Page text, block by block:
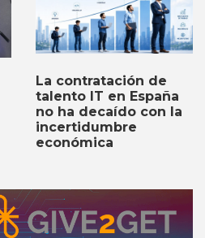
La contratación de
talento IT en España
no ha decaído con la
incertidumbre
económica